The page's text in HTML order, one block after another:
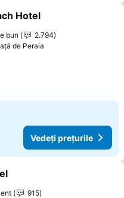
la favorite
Hotel
bun
2.794
de Peraia
Vedeți prețurile
la favorite
915